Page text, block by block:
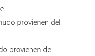
provienen del
provienen de